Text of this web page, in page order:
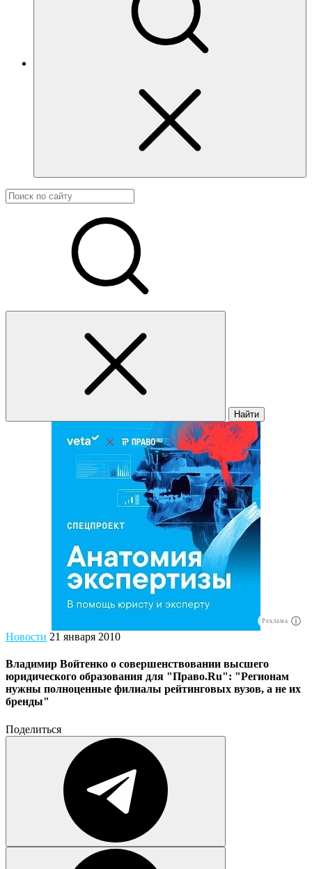
Найти
Реклама
Новости 21 января 2010
Владимир Войтенко о совершенствовании высшего
юридического образования для "Право.Ru": "Регионам
нужны полноценные филиалы рейтинговых вузов, а не их
бренды"
Поделиться